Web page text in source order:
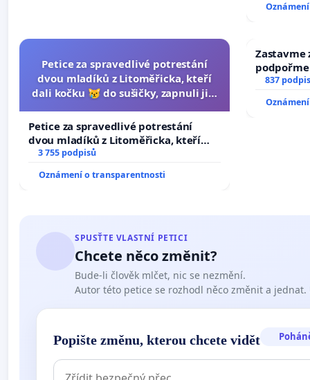
Petice za spravedlivé potrestání
dvou mladíků z Litoměřicka, kteří
dali kočku 😿 do sušičky, zapnuli ji a
Petice za spravedlivé potrestání
dvou mladíků z Litoměřicka, kteří
dali kočku 😿 do sušičky, zapnuli ji a
umírání zvířete natočili.
3 755 podpisů
Oznámení o transparentnosti
Zastavme
837
SPUSŤTE VLASTNÍ PETICI
Chcete něco změnit?
Bude-li člověk mlčet, nic se nezmění.
Autor této petice se rozhodl něco změnit a jednat.
Popište změnu, kterou chcete vidět